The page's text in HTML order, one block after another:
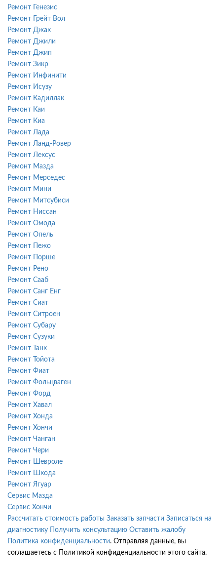
Ремонт Генезис
Ремонт Грейт Вол
Ремонт Джак
Ремонт Джили
Ремонт Джип
Ремонт Зикр
Ремонт Инфинити
Ремонт Исузу
Ремонт Кадиллак
Ремонт Каи
Ремонт Киа
Ремонт Лада
Ремонт Ланд-Ровер
Ремонт Лексус
Ремонт Мазда
Ремонт Мерседес
Ремонт Мини
Ремонт Митсубиси
Ремонт Ниссан
Ремонт Омода
Ремонт Опель
Ремонт Пежо
Ремонт Порше
Ремонт Рено
Ремонт Сааб
Ремонт Санг Енг
Ремонт Сиат
Ремонт Ситроен
Ремонт Субару
Ремонт Сузуки
Ремонт Танк
Ремонт Тойота
Ремонт Фиат
Ремонт Фольцваген
Ремонт Форд
Ремонт Хавал
Ремонт Хонда
Ремонт Хончи
Ремонт Чанган
Ремонт Чери
Ремонт Шевроле
Ремонт Шкода
Ремонт Ягуар
Сервис Мазда
Сервис Хончи
Рассчитать стоимость работы Заказать запчасти Записаться на
диагностику
Получить консультацию Оставить жалобу
Политика конфиденциальности. Отправляя данные, вы
соглашаетесь с Политикой конфиденциальности этого сайта.